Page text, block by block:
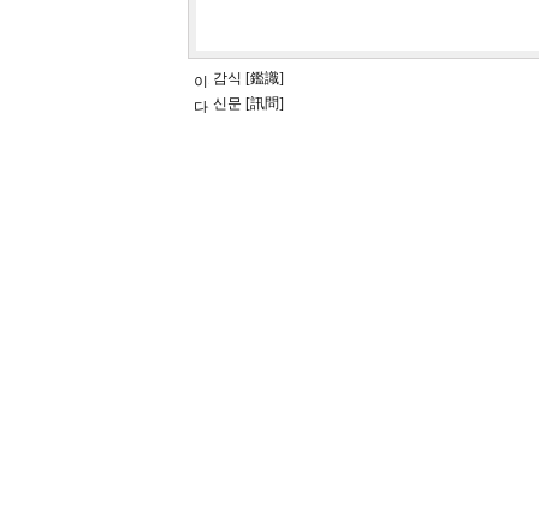
감식 [鑑識]
신문 [訊問]